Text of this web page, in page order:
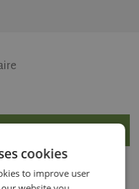
cookies
to improve user